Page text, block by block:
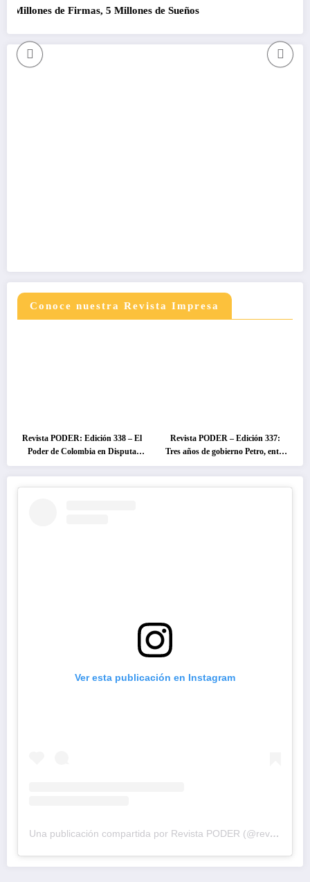
de Firmas, 5 Millones de Sueños
Conoce nuestra Revista Impresa
Revista PODER: Edición 338 – El
Poder de Colombia en Disputa
2026
Revista PODER – Edición 337:
Tres años de gobierno Petro, entre
el cambio prometido y el
desencanto ciudadano
Ver esta publicación en Instagram
Una publicación compartida por Revista PODER (@revistapodercol)